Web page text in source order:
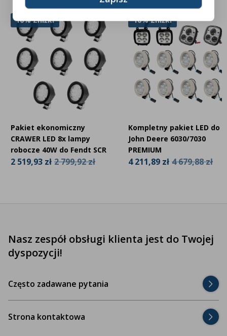
10% Zniżki
Pakiet ekonomiczny
CRAWER LED 8x lampy
robocze 40W do Fendt SCR
2 519,93 zł 2 799,92 zł
10% Zniżki
Kompletny pakiet LED do
John Deere 6030/7030
PREMIUM
4 211,89 zł 4 679,88 zł
Nasz zespół obsługi klienta jest do Twojej
dyspozycji!
Często zadawane pytania
Strona kontaktowa